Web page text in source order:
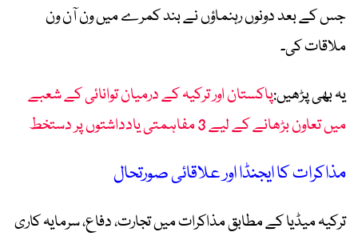
جس کے بعد دونوں رہنماؤں نے بند کمرے میں ون آن ون
ملاقات کی۔
یہ بھی پڑھیں:پاکستان اور ترکیہ کے درمیان توانائی کے شعبے
میں تعاون بڑھانے کے لیے 3 مفاہمتی یادداشتوں پر دستخط
مذاکرات کا ایجنڈا اور علاقائی صورتحال
ترکیہ میڈیا کے مطابق مذاکرات میں تجارت، دفاع، سرمایہ کاری